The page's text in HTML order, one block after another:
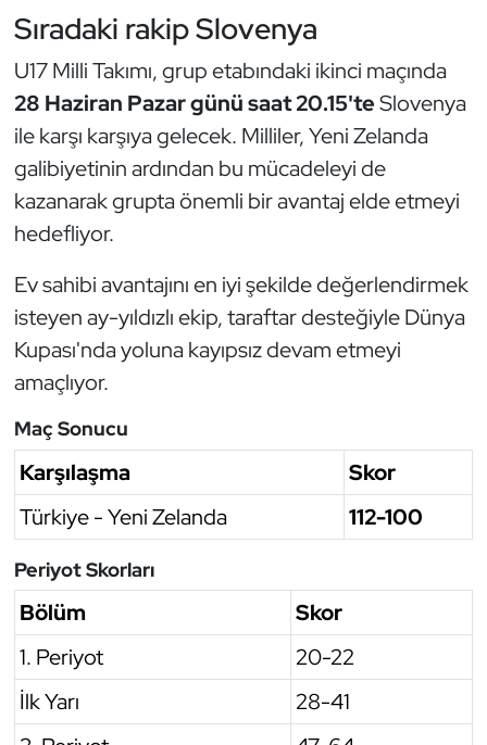
Sıradaki rakip Slovenya
U17 Milli Takımı, grup etabındaki ikinci maçında
28 Haziran Pazar günü saat 20.15'teSlovenya
ile karşı karşıya gelecek. Milliler, Yeni Zelanda
galibiyetinin ardından bu mücadeleyi de
kazanarak grupta önemli bir avantaj elde etmeyi
hedefliyor.
Ev sahibi avantajını en iyi şekilde değerlendirmek
isteyen ay-yıldızlı ekip, taraftar desteğiyle Dünya
Kupası'nda yoluna kayıpsız devam etmeyi
amaçlıyor.
Maç Sonucu
Karşılaşma
Skor
Türkiye - Yeni Zelanda
112-100
Periyot Skorları
Bölüm
Skor
1. Periyot
20-22
İlk Yarı
28-41
Modern Pentatlon
Motor Sporları
Muay Thai
Okçuluk
Optimist
Oryantiring
Özel Sporcular
Paralimpik
Ragbi
Satranç
Su Topu
Sualtı Sporları
Tekvando
Tenis